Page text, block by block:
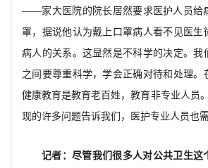
——家大医院的院长居然要求医护人员给
罩，据说他认为戴上口罩病人看不见医生
病人的关系。这显然是不科学的决定。我
之间要尊重科学，学会正确对待和处理。
健康教育是教育老百姓，教育非专业人员
现的许多问题告诉我们，医护专业人员也
记者：尽管我们很多人对公共卫生这